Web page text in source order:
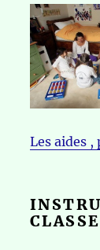
Les aides ,